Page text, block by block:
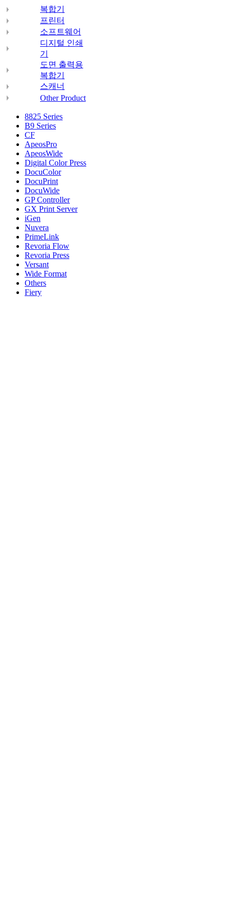
복합기
프린터
소프트웨어
디지털 인쇄
기
도면 출력용
복합기
스캐너
Other Product
8825 Series
B9 Series
CF
ApeosPro
ApeosWide
Digital Color Press
DocuColor
DocuPrint
DocuWide
GP Controller
GX Print Server
iGen
Nuvera
PrimeLink
Revoria Flow
Revoria Press
Versant
Wide Format
Others
Fiery